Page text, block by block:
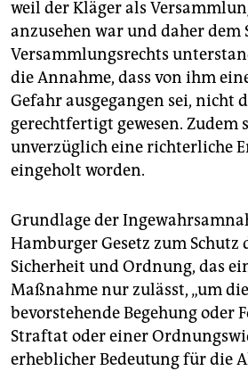
weil der Kläger als
anzusehen war und daher dem
Versammlungsrechts
die Annahme, dass von ihm
Gefahr ausgegangen sei, nicht
gerechtfertigt gewesen. Zudem
unverzüglich eine richterliche
eingeholt worden.
Grundlage der
Hamburger Gesetz zum
Sicherheit und Ordnung, das
Maßnahme nur zulässt, „um
bevorstehende Begehung oder
Straftat oder einer
erheblicher Bedeutung für die